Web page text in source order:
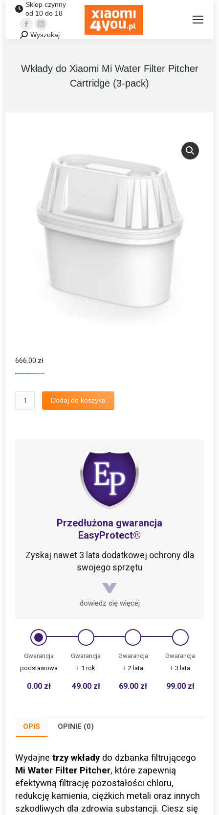
Sklep czynny
od 10 do 18
FacebookInstagram
Szukaj:Wyszukaj
Wkłady do Xiaomi Mi Water Filter Pitcher
Cartridge (3-pack)
666.00 zł
ilość
Wkłady
Dodaj do koszyka
Przedłużona gwarancja
EasyProtect®
Zyskaj nawet 3 lata dodatkowej ochrony dla
swojego sprzętu
dowiedz się więcej
Gwarancja
podstawowa
0.00 zł
Gwarancja
+ 1 rok
49.00 zł
Gwarancja
+ 2 lata
69.00 zł
Gwarancja
+ 3 lata
99.00 zł
OPIS OPINIE (0)
Wydajnetrzy wkładydo dzbanka filtrującego
Mi Water Filter Pitcher, które zapewnią
efektywną filtrację pozostałości chloru,
redukcję kamienia, ciężkich metali oraz innych
szkodliwych dla zdrowia substancji. Ciesz się